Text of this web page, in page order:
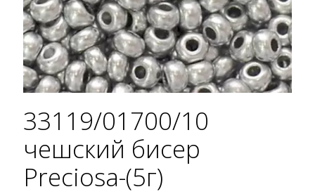
33119/01700/10
чешский бисер
Preciosa-(5г)